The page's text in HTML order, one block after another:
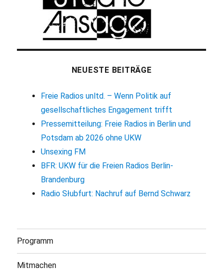
NEUESTE BEITRÄGE
Freie Radios unltd. – Wenn Politik auf
gesellschaftliches Engagement trifft
Pressemitteilung: Freie Radios in Berlin und
Potsdam ab 2026 ohne UKW
Unsexing FM
BFR: UKW für die Freien Radios Berlin-
Brandenburg
Radio Słubfurt: Nachruf auf Bernd Schwarz
Programm
Mitmachen